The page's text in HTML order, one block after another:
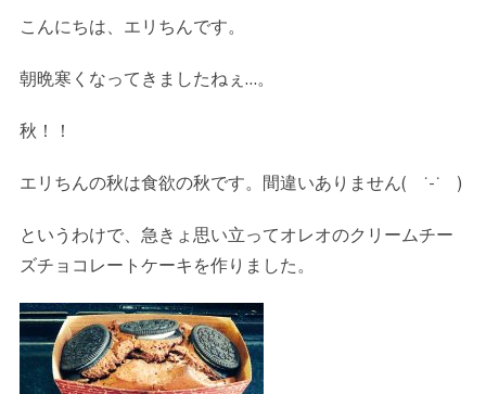
こんにちは、エリちんです。
朝晩寒くなってきましたねぇ…。
秋！！
エリちんの秋は食欲の秋です。間違いありません( ˙-˙ )
というわけで、急きょ思い立ってオレオのクリームチー
ズチョコレートケーキを作りました。